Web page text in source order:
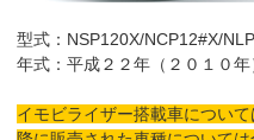
型式：NSP120X/NCP12#X/
年式：平成２２年（２０１０年
イモビライザー搭載車につい